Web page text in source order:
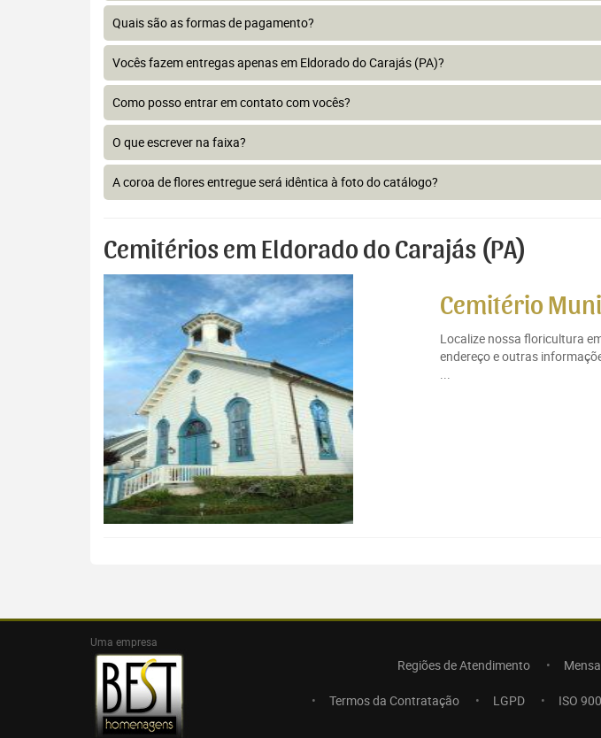
Quais são as formas de pagamento?
Vocês fazem entregas apenas em Eldorado do Carajás (PA)?
Como posso entrar em contato com vocês?
O que escrever na faixa?
A coroa de flores entregue será idêntica à foto do catálogo?
Cemitérios em Eldorado do Carajás (PA)
Cemitério
Localize nossa floricultura
endereço e outras
...
Uma empresa
Regiões de Atendimento
Termos da Contratação LGPD ISO